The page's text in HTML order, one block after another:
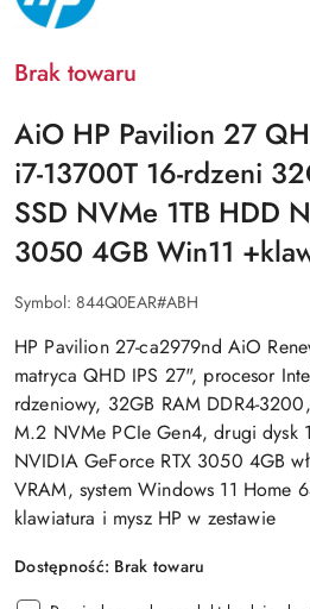
Brak towaru
AiO HP Pavilion 27
i7-13700T 16-rdzeni
SSD NVMe 1TB HDD
3050 4GB Win11
Symbol: 844Q0EAR#ABH
HP Pavilion 27-ca2979nd AiO
matryca QHD IPS 27", procesor
rdzeniowy, 32GB RAM DDR4-
M.2 NVMe PCIe Gen4, drugi dysk
NVIDIA GeForce RTX 3050 4GB
VRAM, system Windows 11 Home
klawiatura i mysz HP w zestawie
Dostępność: Brak towaru